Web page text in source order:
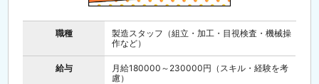
職種
製造スタッフ（組立・加工・目視検査・機械操
作など）
給与
月給180000～230000円（スキル・経験を考
慮）